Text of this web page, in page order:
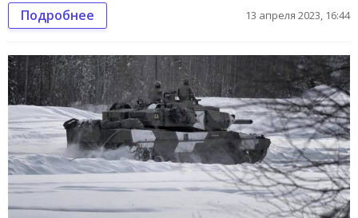
Подробнее 13 апреля 2023, 16:44